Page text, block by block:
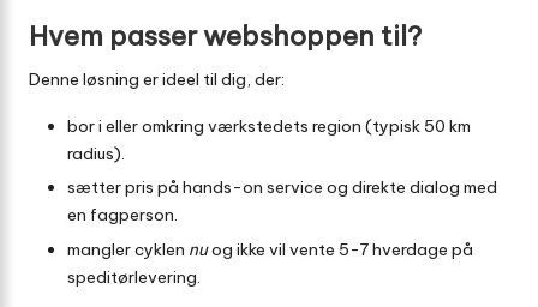
Hvem passer webshoppen til?
Denne løsning er ideel til dig, der:
bor i eller omkring værkstedets region (typisk 50 km
radius).
sætter pris på hands-on service og direkte dialog med
en fagperson.
mangler cyklen nuog ikke vil vente 5-7 hverdage på
speditørlevering.